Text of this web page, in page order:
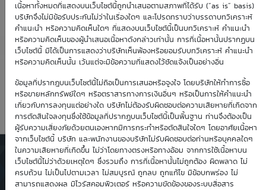
เนื้อหาทั้งหมดที่แสดงบนเว็บไซต์นี้ถูกนำเสนอตามสภาพที่ได้รับ (“as is” basis)
บริษัทจึงไม่มีข้อรับประกันไม่ว่าในเรื่องใดๆ และโปรดทราบว่าบรรดาบทวิเคราะห์
คำแนะนำ หรือความคิดเห็นใดๆ ที่แสดงบนเว็บไซต์นี้เป็นบทวิเคราะห์ คำแนะนำ
หรือความคิดเห็นของผู้นำเสนอเนื้อหาดังกล่าวเท่านั้น การที่เนื้อหานั้นปรากฏบน
เว็บไซต์นี้ มิได้เป็นการแสดงว่าบริษัทเห็นพ้องหรือยอมรับบทวิเคราะห์ คำแนะนำ
หรือความคิดเห็นนั้น เว้นแต่จะมีข้อความที่แสดงไว้ชัดแจ้งเป็นอย่างอื่น
ข้อมูลที่ปรากฎบนเว็บไซต์นี้ไม่ถือเป็นการเสนอหรือจูงใจ โดยบริษัทให้ทำการซื้อ
หรือขายหลักทรัพย์ใดๆ หรือตราสารทางการเงินอื่นๆ หรือเป็นการให้คำแนะนำ
เกี่ยวกับการลงทุนแต่อย่างใด บริษัทไม่ต้องรับผิดชอบต่อความเสียหายที่เกิดจาก
การตัดสินใจลงทุนซึ่งใช้ข้อมูลที่ปรากฏบนเว็บไซต์นี้เป็นพื้นฐาน ท่านจึงต้องเป็น
ผู้รับความเสี่ยงภัยด้วยตนเองหากมีการกระทำหรือตัดสินใจใดๆ โดยอาศัยเนื้อหา
จากเว็บไซต์นี้ บริษัท และพนักงานของบริษัทไม่รับผิดชอบต่อท่านหรือบุคคลใดๆ
ในความเสียหายที่เกิดขึ้น ไม่ว่าโดยทางตรงหรือทางอ้อม จากการใช้เนื้อหาบน
เว็บไซต์นี้ไม่ว่าด้วยเหตุใดๆ ซึ่งรวมถึง การที่เนื้อหานั้นไม่ถูกต้อง ผิดพลาด ไม่
ครบถ้วน ไม่เป็นไปตามเวลา ไม่สมบูรณ์ ถูกลบ ถูกแก้ไข มีข้อบกพร่อง ไม่
สามารถแสดงผล มีไวรัสคอมพิวเตอร์ หรือความขัดข้องของระบบสื่อสาร
Effective Gearing
4.58
Sensitivity
0.69
Time Decay
-1.84 %
TTM (days)
62
ตารางเสนอซื้อคืนเบื้องต้นของ
DW01*